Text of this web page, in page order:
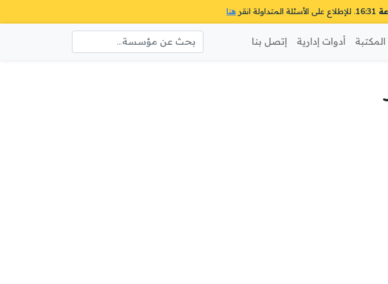
. للإطلاع على الأسئلة المتداولة انقر هنا
المكتبة أدوات إدارية إتصل بنا